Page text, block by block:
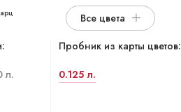
Все цвета
л.
Пробник из карты цветов:
0.125 л.